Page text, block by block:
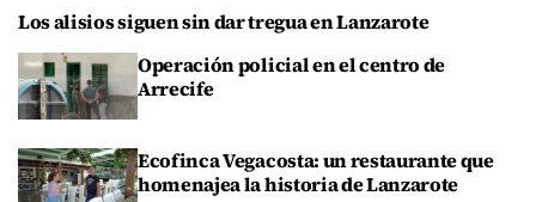
Los alisios siguen sin dar tregua en Lanzarote
Operación policial en el centro de
Arrecife
Ecofinca Vegacosta: un restaurante que
homenajea la historia de Lanzarote